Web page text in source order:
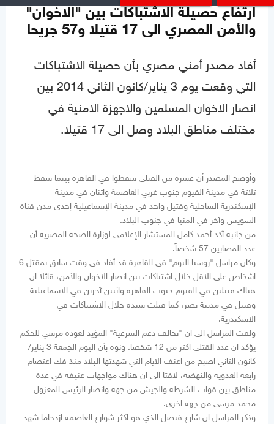
ارتفاع حصيلة الاشتباكات بين "الاخوان"
والأمن المصري الى 17 قتيلا و57 جريحا
أفاد مصدر أمني مصري بأن حصيلة الاشتباكات
التي وقعت يوم 3 يناير/كانون الثاني 2014 بين
انصار الاخوان المسلمين والاجهزة الامنية في
مختلف مناطق البلاد وصل الى 17 قتيلا.
وأوضح المصدر أن عشرة من القتلى سقطوا في القاهرة بينما سقط
ثلاثة في مدينة الفيوم جنوب غربي العاصمة واثنان في مدينة
الإسكندرية الساحلية وقتيل واحد في مدينة الإسماعيلية إحدى مدن قناة
السويس وآخر في المنيا في جنوب البلاد.
من جانبه أكد أحمد كامل المستشار الإعلامي لوزارة الصحة المصرية أن
عدد المصابين 57 شخصاً.
وكان مراسل "روسيا اليوم" في القاهرة قد أفاد في وقت سابق بمقتل 6
اشخاص على الاقل خلال اشتباكات بين انصار الاخوان والأمن، قائلا ان
هناك قتيلين في الفيوم جنوب القاهرة واثنين آخرين في الاسماعيلية
وقتيل في مدينة نصر، كما قتلت سيدة خلال الاشتباكات في
الاسكندرية.
ولفت المراسل الى ان "تحالف دعم الشرعية" المؤيد لعودة مرسي للحكم
يؤكد ان عدد القتلى اكثر من 12 شخصا. ونوه بأن اليوم الجمعة 3 يناير/
كانون الثاني اصبح من اعنف الايام التي شهدتها البلاد منذ فك اعتصام
رابعة العدوية والنهضة، لافتا الى ان هناك مواجهات عنيفة في عدة
مناطق بين قوات الشرطة والجيش من جهة وانصار الرئيس المعزول
محمد مرسي من جهة اخرى.
وذكر المراسل ان شارع فيصل الذي هو اكثر شوارع العاصمة ازدحاما شهد